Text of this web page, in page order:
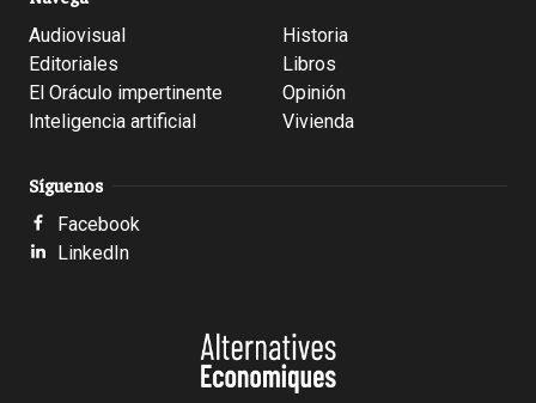
Audiovisual
Editoriales
El Oráculo impertinente
Inteligencia artificial
Historia
Libros
Opinión
Vivienda
Síguenos
Facebook
LinkedIn